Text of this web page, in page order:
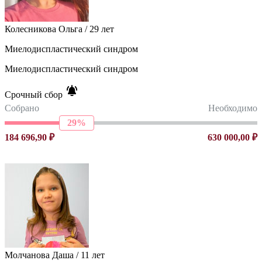
Колесникова Ольга / 29 лет
Миелодиспластический синдром
Миелодиспластический синдром
Срочный сбор
Собрано
Необходимо
29%
184 696,90 ₽
630 000,00 ₽
Молчанова Даша / 11 лет